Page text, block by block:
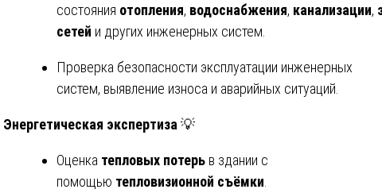
состояния отопления, водоснабжения, канализации,
сетей и других инженерных систем.
Проверка безопасности эксплуатации инженерных
систем, выявление износа и аварийных ситуаций.
Энергетическая экспертиза 💡
Оценка тепловых потерь в здании с
помощью тепловизионной съёмки